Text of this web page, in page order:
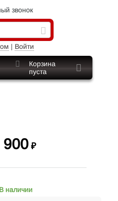
звонок
| Войти
Корзина
пуста
900 ₽
В наличии